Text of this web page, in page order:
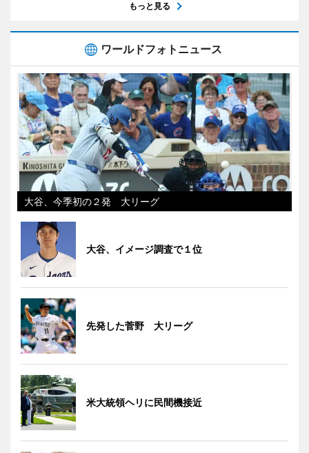
もっと見る
ワールドフォトニュース
大谷、今季初の２発 大リーグ
大谷、イメージ調査で１位
先発した菅野 大リーグ
米大統領ヘリに民間機接近